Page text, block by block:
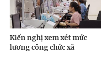
Kiến nghị xem xét mức
lương công chức xã